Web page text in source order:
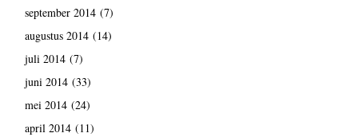
september 2014(7)
augustus 2014(14)
juli 2014(7)
juni 2014(33)
mei 2014(24)
april 2014(11)